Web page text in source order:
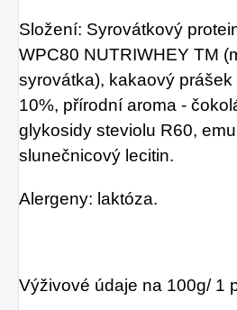
Složení: Syrovátkový
WPC80 NUTRIWHEY TM
syrovátka), kakaový
10%, přírodní aroma -
glykosidy steviolu R60,
slunečnicový lecitin.
Alergeny: laktóza.
Výživové údaje na 100g/ 1